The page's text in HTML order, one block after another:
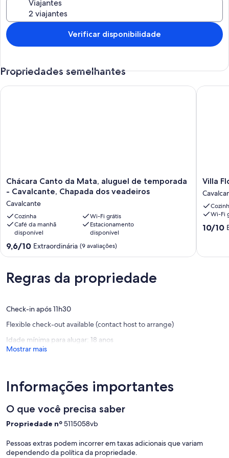
Viajantes
Verificar disponibilidade
Propriedades semelhantes
Chácara
Canto
Mata,
aluguel
de
temporada
-
dos
veadeiros
Chácara Canto da Mata, aluguel de temporada
- Cavalcante, Chapada dos veadeiros
Cavalcante
Cozinha
Wi-Fi grátis
Café da manhã
disponível
Estacionamento
disponível
9.6
de
Extraordinária,
(9
9,6/10 Extraordinária (9 avaliações)
Chácara Canto da Mata, aluguel de temporada - Cavalcante,
Villa
Flor
e
Cor
Villa
Wi-Fi
10.0
10/10
Villa
Regras da propriedade
Check-in após 11h30
Flexible check-out available (contact host to arrange)
Idade mínima para alugar: 18 anos
Mostrar mais
Informações importantes
O que você precisa saber
Propriedade nº5115058vb
Pessoas extras podem incorrer em taxas adicionais que variam
dependendo da política da propriedade.